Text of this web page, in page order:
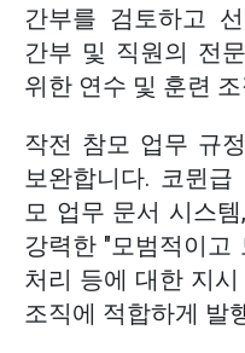
간부를 검토하고
간부 및 직원의 전
위한 연수 및 훈련
작전 참모 업무 규
보완합니다. 코뮌
모 업무 문서 시스
강력한 "모범적이고
처리 등에 대한 지
조직에 적합하게 발